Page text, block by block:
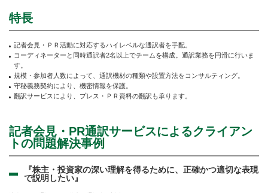
特長
記者会見・ＰＲ活動に対応するハイレベルな通訳者を手配。
コーディネーターと同時通訳者2名以上でチームを構成。通訳業務を円滑に行いま
す。
規模・参加者人数によって、通訳機材の種類や設置方法をコンサルティング。
守秘義務契約により、機密情報を保護。
翻訳サービスにより、プレス・ＰＲ資料の翻訳も承ります。
記者会見・PR通訳サービスによるクライアン
トの問題解決事例
『株主・投資家の深い理解を得るために、正確かつ適切な表現
で説明したい』